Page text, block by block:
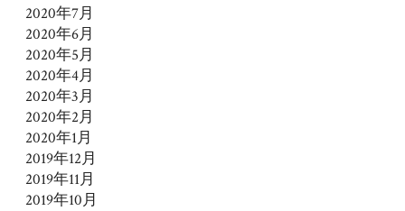
2020年7月
2020年6月
2020年5月
2020年4月
2020年3月
2020年2月
2020年1月
2019年12月
2019年11月
2019年10月